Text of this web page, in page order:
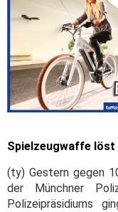
Spielzeugwaffe löst
(ty) Gestern gegen
der Münchner
Polizeipräsidiums